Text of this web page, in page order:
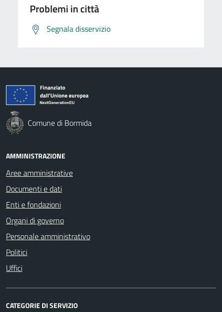
Problemi in città
Segnala disservizio
Comune di Bormida
AMMINISTRAZIONE
Aree amministrative
Documenti e dati
Enti e fondazioni
Organi di governo
Personale amministrativo
Politici
Uffici
CATEGORIE DI SERVIZIO